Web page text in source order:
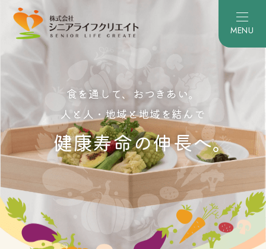
食を通して、おつきあい。
人と人・地域と地域を結んで
健康寿命の伸長へ。